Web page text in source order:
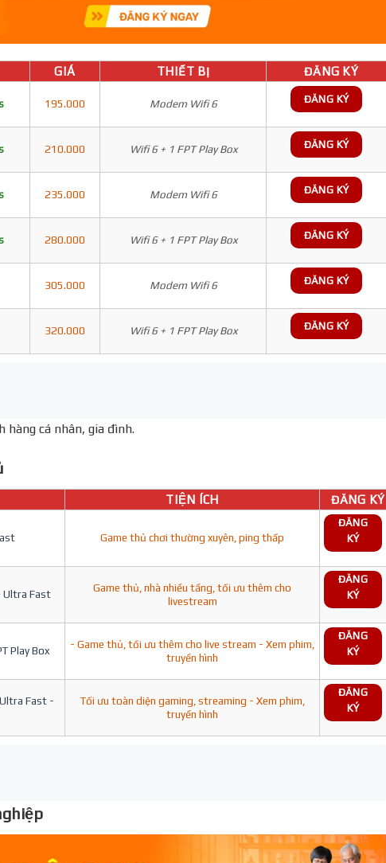
GIÁ THIẾT BỊ ĐĂNG KÝ
195.000 Modem Wifi 6 ĐĂNG KÝ
210.000 Wifi 6 + 1 FPT Play Box ĐĂNG KÝ
235.000 Modem Wifi 6 ĐĂNG KÝ
280.000 Wifi 6 + 1 FPT Play Box ĐĂNG KÝ
305.000 Modem Wifi 6 ĐĂNG KÝ
320.000 Wifi 6 + 1 FPT Play Box ĐĂNG KÝ
hàng cá nhân, gia đình.
TIỆN ÍCH ĐĂNG KÝ
Game thủ chơi thường xuyên, ping thấp
ĐĂNG
KÝ
Ultra Fast
Game thủ, nhà nhiều tầng, tối ưu thêm cho
livestream
ĐĂNG
KÝ
Play Box
- Game thủ, tối ưu thêm cho live stream - Xem phim,
truyền hình
ĐĂNG
KÝ
Fast -
Tối ưu toàn diện gaming, streaming - Xem phim,
truyền hình
ĐĂNG
KÝ